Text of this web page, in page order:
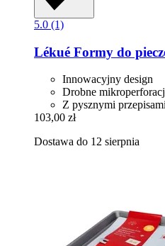
5.0 (1)
Lékué Formy do
Innowacyjny design
Drobne
Z pysznymi
103,00 zł
Dostawa do 12 sierpnia